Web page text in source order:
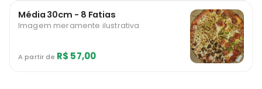
Média 30cm - 8 Fatias
Imagem meramente ilustrativa
A partir de R$ 57,00